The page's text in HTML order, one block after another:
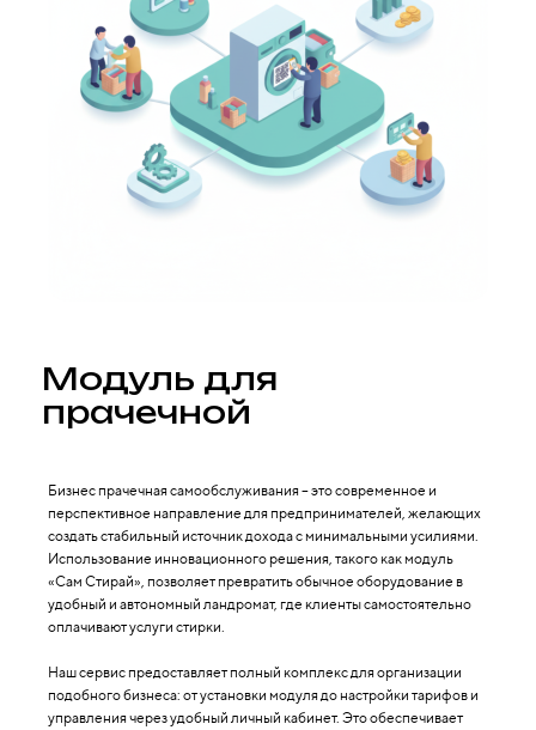
Модуль для
прачечной
Бизнес прачечная самообслуживания – это современное и
перспективное направление для предпринимателей, желающих
создать стабильный источник дохода с минимальными усилиями.
Использование инновационного решения, такого как модуль
«Сам Стирай», позволяет превратить обычное оборудование в
удобный и автономный ландромат, где клиенты самостоятельно
оплачивают услуги стирки.
Наш сервис предоставляет полный комплекс для организации
подобного бизнеса: от установки модуля до настройки тарифов и
управления через удобный личный кабинет. Это обеспечивает